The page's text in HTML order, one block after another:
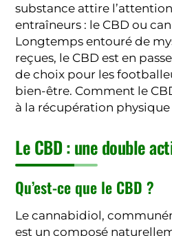
substance attire
entraîneurs : le CBD ou
Longtemps entouré de
reçues, le CBD est en
de choix pour les
bien-être. Comment le
à la récupération physique
Le CBD : une double
Qu’est-ce que le CBD ?
Le cannabidiol,
est un composé